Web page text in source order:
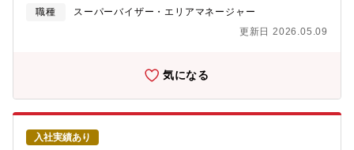
決め、売場作り、商談、販促活動等も担当していただきます。★
仕事に臨むことができ、プライベートブランド商品の企画開発も
為、お客様に一番近い距離で、商品を開発し、喜ばれる様子を間
近に見られる仕事ができます。＜青果事業部の特徴＞・「旬で質
の良いもの」をお得に提供することに注力・産地ごとに旬のもの
が変わるので、目利き力が求められます！・日本全国、海外各地
から何を仕入れるのか決められるため誰にでも理想の売り場を作
れるチャンスがあります！【キャリアパス】チーフ候補として入
職種
スーパーバイザー・エリアマネージャー
更新日 2026.05.09
気になる
入社実績あり